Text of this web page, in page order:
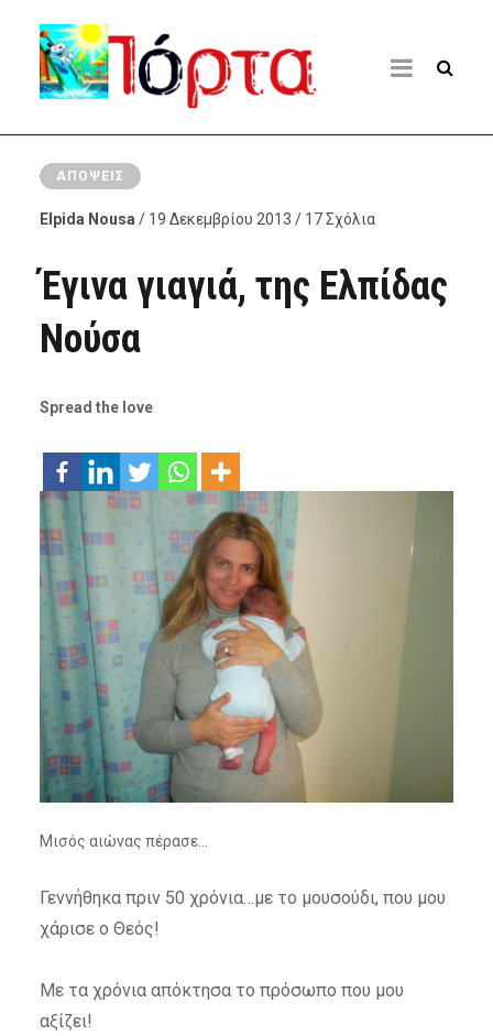
ΑΠΌΨΕΙΣ
Elpida Nousa / 19 Δεκεμβρίου 2013 / 17 Σχόλια
Έγινα γιαγιά, της Ελπίδας
Νούσα
Spread the love
Μισός αιώνας πέρασε…
Γεννήθηκα πριν 50 χρόνια…με το μουσούδι, που μου
χάρισε ο Θεός!
Με τα χρόνια απόκτησα το πρόσωπο που μου
αξίζει!